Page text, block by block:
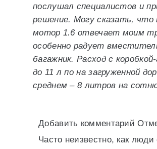
послушал специалистов и
решение. Могу сказать, что
мотор 1.6 отвечает моим
особенно радует
багажник. Расход с
до 11 л по на загруженной
среднем – 8 литров на
Добавить комментарий
Часто неизвестно, как люди